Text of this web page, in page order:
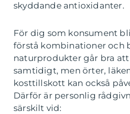
skyddande antioxidanter.
För dig som konsument
förstå kombinationer och
naturprodukter går bra att
samtidigt, men örter,
kosttillskott kan också
Därför är personlig
särskilt vid: